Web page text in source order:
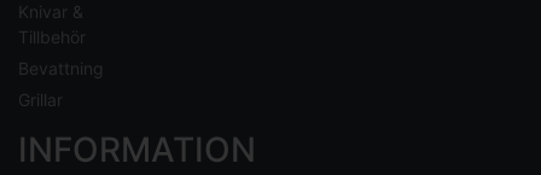
Knivar &
Tillbehör
Bevattning
Grillar
INFORMATION